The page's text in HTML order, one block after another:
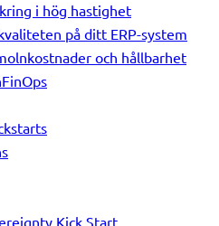
i hög hastighet
på ditt ERP-system
och hållbarhet
Kick Start